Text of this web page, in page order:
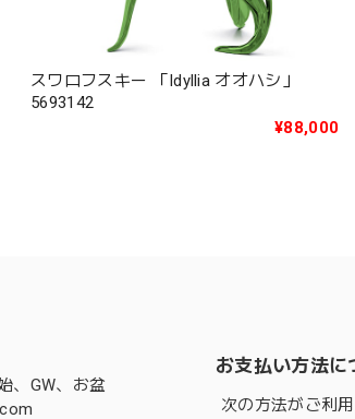
スワロフスキー 「Idyllia オオハシ」
5693142
¥88,000
、GW、お盆
お支払い方法に
次の方法がご利